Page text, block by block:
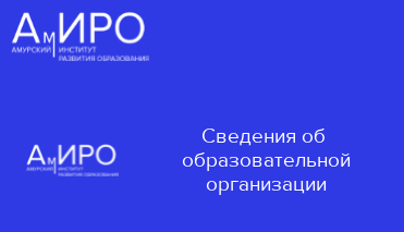
Сведения об
образовательной
организации